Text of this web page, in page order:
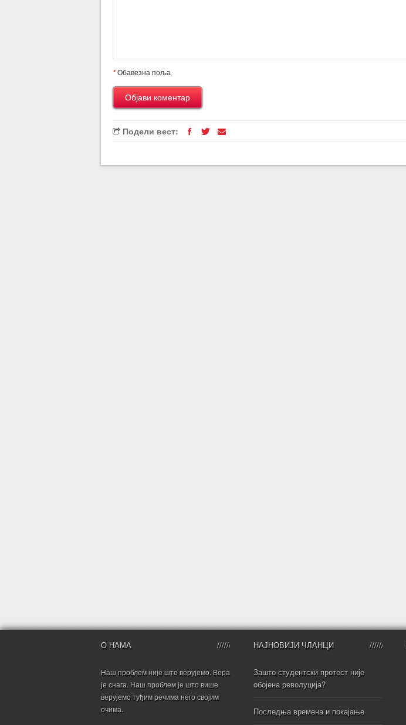
*Обавезна поља
Подели вест:
О НАМА
Наш проблем није што верујемо. Вера
је снага. Наш проблем је што више
верујемо туђим речима него својим
очима.
НАЈНОВИЈИ ЧЛАНЦИ
Зашто студентски протест није
обојена револуција?
Последња времена и покајање